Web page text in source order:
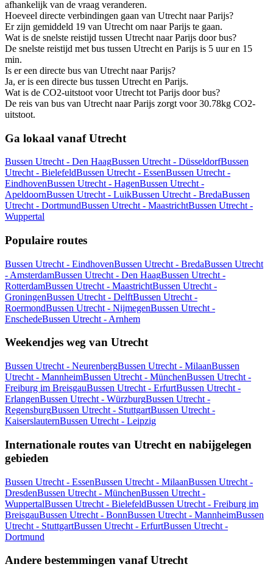
afhankelijk van de vraag veranderen.
Hoeveel directe verbindingen gaan van Utrecht naar Parijs?
Er zijn gemiddeld 19 van Utrecht om naar Parijs te gaan.
Wat is de snelste reistijd tussen Utrecht naar Parijs door bus?
De snelste reistijd met bus tussen Utrecht en Parijs is 5 uur en 15
min.
Is er een directe bus van Utrecht naar Parijs?
Ja, er is een directe bus tussen Utrecht en Parijs.
Wat is de CO2-uitstoot voor Utrecht tot Parijs door bus?
De reis van bus van Utrecht naar Parijs zorgt voor 30.78kg CO2-
uitstoot.
Ga lokaal vanaf Utrecht
Bussen Utrecht - Den HaagBussen Utrecht - DüsseldorfBussen
Utrecht - BielefeldBussen Utrecht - EssenBussen Utrecht -
EindhovenBussen Utrecht - HagenBussen Utrecht -
ApeldoornBussen Utrecht - LuikBussen Utrecht - BredaBussen
Utrecht - DortmundBussen Utrecht - MaastrichtBussen Utrecht -
Wuppertal
Populaire routes
Bussen Utrecht - EindhovenBussen Utrecht - BredaBussen Utrecht
- AmsterdamBussen Utrecht - Den HaagBussen Utrecht -
RotterdamBussen Utrecht - MaastrichtBussen Utrecht -
GroningenBussen Utrecht - DelftBussen Utrecht -
RoermondBussen Utrecht - NijmegenBussen Utrecht -
EnschedeBussen Utrecht - Arnhem
Weekendjes weg van Utrecht
Bussen Utrecht - NeurenbergBussen Utrecht - MilaanBussen
Utrecht - MannheimBussen Utrecht - MünchenBussen Utrecht -
Freiburg im BreisgauBussen Utrecht - ErfurtBussen Utrecht -
ErlangenBussen Utrecht - WürzburgBussen Utrecht -
RegensburgBussen Utrecht - StuttgartBussen Utrecht -
KaiserslauternBussen Utrecht - Leipzig
Internationale routes van Utrecht en nabijgelegen
gebieden
Bussen Utrecht - EssenBussen Utrecht - MilaanBussen Utrecht -
DresdenBussen Utrecht - MünchenBussen Utrecht -
WuppertalBussen Utrecht - BielefeldBussen Utrecht - Freiburg im
BreisgauBussen Utrecht - BonnBussen Utrecht - MannheimBussen
Utrecht - StuttgartBussen Utrecht - ErfurtBussen Utrecht -
Dortmund
Andere bestemmingen vanaf Utrecht